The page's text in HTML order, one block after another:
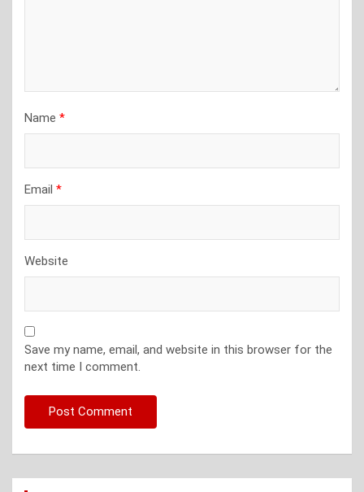
Name *
Email *
Website
Save my name, email, and website in this browser for the
next time I comment.